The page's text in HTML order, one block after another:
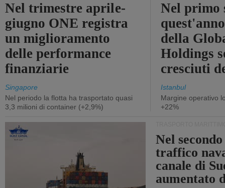
Nel trimestre aprile-
giugno ONE registra
un miglioramento
delle performance
finanziarie
Singapore
Nel periodo la flotta ha trasportato quasi
3,3 milioni di container (+2,9%)
Nel primo
della
Holdings
cresciuti
Istanbul
Margine operativo
+22%
Nel
traffico
canale di
aumentato